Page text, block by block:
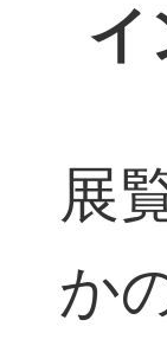
イ
展
か